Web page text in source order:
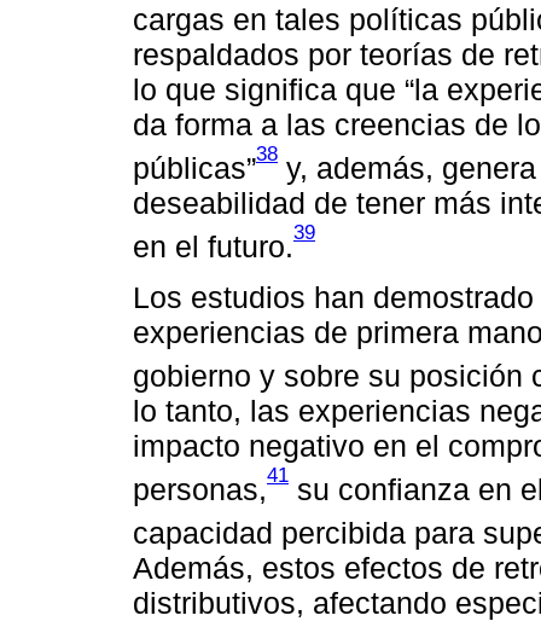
cargas en tales políticas
respaldados por teorías de
lo que significa que “la
da forma a las creencias de
públicas”38 y, además,
deseabilidad de tener más
en el futuro.39
Los estudios han
experiencias de primera
gobierno y sobre su posición
lo tanto, las experiencias
impacto negativo en el
personas,41 su confianza en
capacidad percibida para
Además, estos efectos de
distributivos, afectando